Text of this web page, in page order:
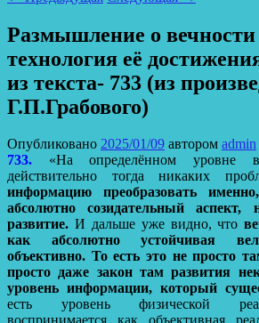
Размышление о
технология её
из текста- 733 (из
Г.П.Грабового)
Опубликовано 2025/01/09 автором admin
733. «На определённом уровне
действительно тогда никаких
информацию преобразовать
абсолютно созидательный
развитие. И дальше уже видно, что
как абсолютно устойчивая
объективно. То есть это не просто
просто даже закон там развития
уровень информации, который
есть уровень физической